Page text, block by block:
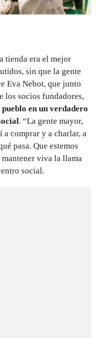
tienda era el mejor
sin que la gente
Eva Nebot, que junto
los socios fundadores,
en un verdadero
. “La gente mayor,
a comprar y a charlar, a
pasa. Que estemos
viva la llama
social.